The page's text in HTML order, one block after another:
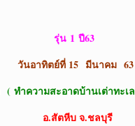
รุ่น1 ปี63
วันอาทิตย์ที่ 15 มีนาคม 63
( ทำความสะอาดบ้านเต่าทะเล
อ.สัตหีบ จ.ชลบุรี